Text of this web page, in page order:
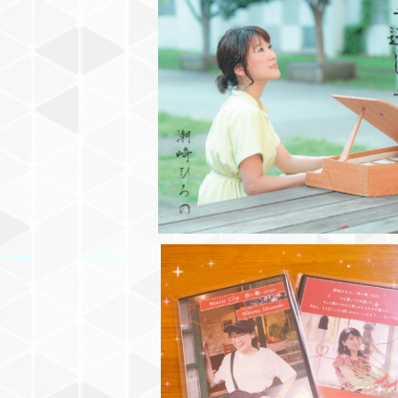
New mini Album【清く逞しく】
Music Crip#3 【赤い靴 2020】
SOLD OUT